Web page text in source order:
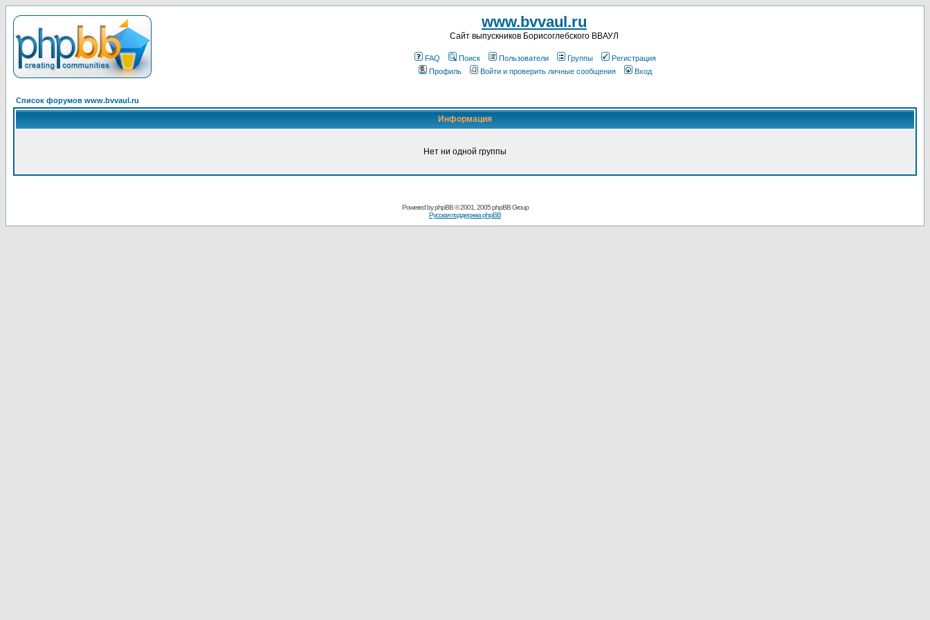
www.bvvaul.ru
Cайт выпускников Борисоглебского ВВАУЛ
FAQ Поиск Пользователи Группы
Регистрация
Профиль
Войти и проверить личные сообщения Вход
Список форумов www.bvvaul.ru
Информация
Нет ни одной группы
Powered byphpBB© 2001, 2005 phpBB Group
Русская поддержка phpBB